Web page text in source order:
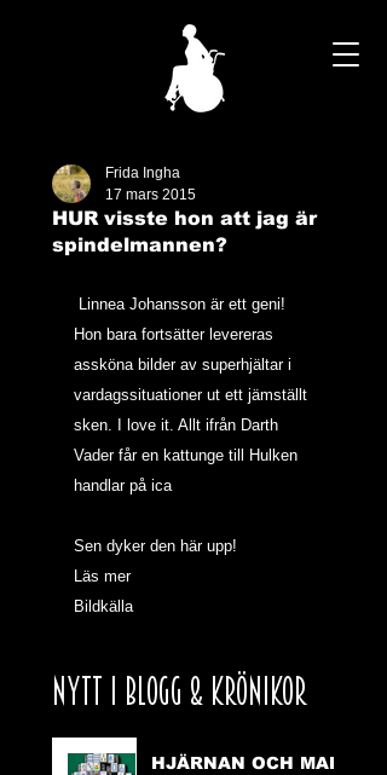
HUR visste hon att jag är
spindelmannen?
Frida Ingha
17 mars 2015
Hon bara fortsätter levereras
assköna bilder av superhjältar i
vardagssituationer ut ett jämställt
sken. I love it. Allt ifrån Darth
Vader får en kattunge till Hulken
handlar på ica
Sen dyker den här upp!
Läs mer
Bildkälla
NYTT I BLOGG & KRÖNIKOR
HJÄRNAN OCH MAH